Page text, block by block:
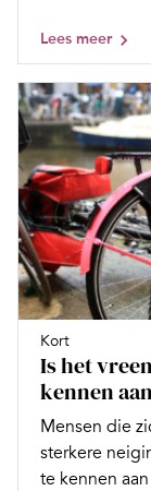
Lees meer
Kort
Is het
kennen
Mensen die
sterkere
te kennen